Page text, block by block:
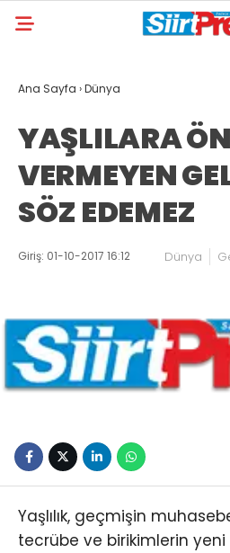
Ana Sayfa ›Dünya
YAŞLILARA
VERMEYEN
SÖZ EDEMEZ
Giriş: 01-10-2017 16:12 Dünya
Yaşlılık, geçmişin
tecrübe ve birikimlerin yeni